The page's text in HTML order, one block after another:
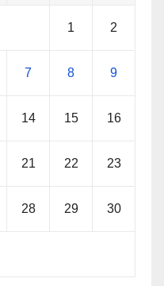
1 2
7 8 9
14 15 16
21 22 23
28 29 30